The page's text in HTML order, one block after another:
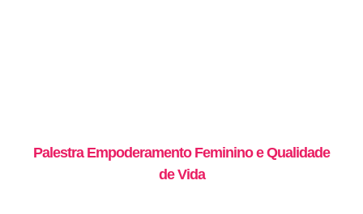
Palestra Empoderamento Feminino e Qualidade
de Vida